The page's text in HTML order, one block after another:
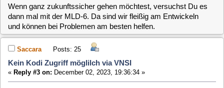
Os*** und DVBapi
Klappt das schon stabil? Dann würde ich es mal installieren.
Habe heute die 5.5 Testing installiert und die läuft bis jetzt bei
mir auch problemlos.
clausmuus Posts: 21462
Kein Kodi Zugriff möglilch via VNSI
Reply #4 on: